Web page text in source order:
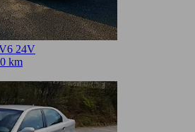
24V
km